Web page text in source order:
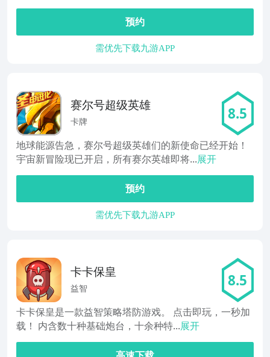
预约
需优先下载九游APP
赛尔号超级英雄
卡牌 8.5
地球能源告急，赛尔号超级英雄们的新使命已经开始！
宇宙新冒险现已开启，所有赛尔英雄即将...展开
预约
需优先下载九游APP
卡卡保皇
益智 8.5
卡卡保皇是一款益智策略塔防游戏。 点击即玩，一秒加
载！ 内含数十种基础炮台，十余种特...展开